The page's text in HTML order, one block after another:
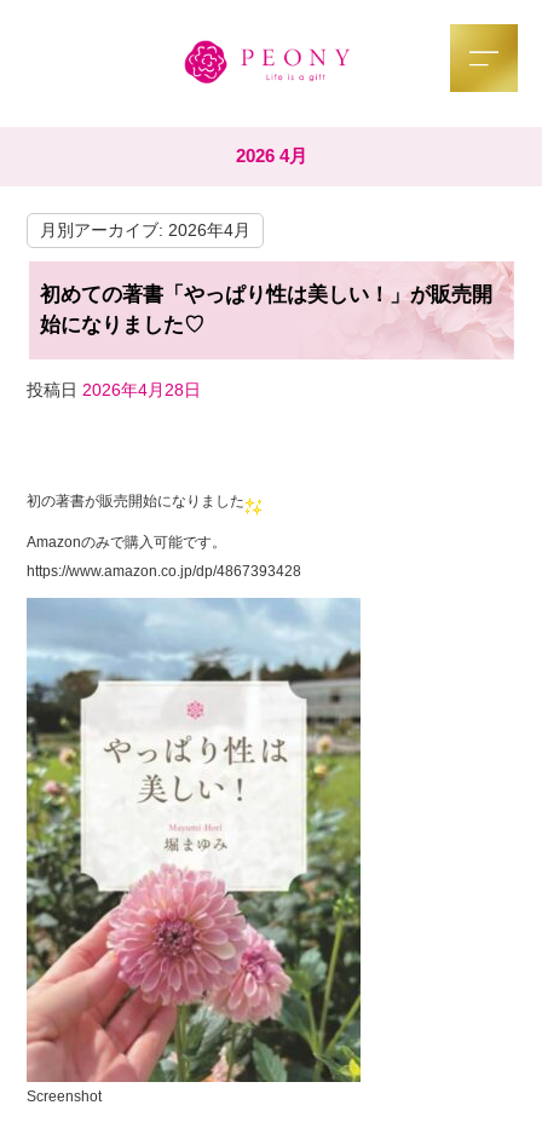
2026 4月
月別アーカイブ: 2026年4月
初めての著書「やっぱり性は美しい！」が販売開
始になりました♡
投稿日 2026年4月28日
a
e
b
o
o
k
wi
tt
er
n
e
初の著書が販売開始になりました
Amazonのみで購入可能です。
https://www.amazon.co.jp/dp/4867393428
Screenshot